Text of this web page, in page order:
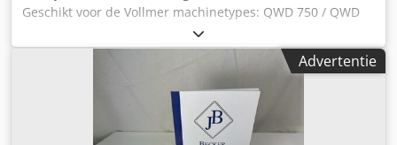
Geschikt voor de Vollmer machinetypes: QWD 750 / QWD
760 / QWD 750 H / QWD 760 H / VPulse 500 en alle series
uit de QXD-serie (200/250/400) Cedpowl Alaofx Ak Dsha
Advertentie